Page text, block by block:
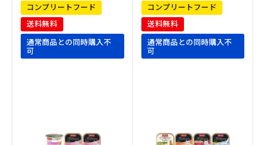
コンプリートフード
送料無料
通常商品との同時購入不
可
コンプリートフード
送料無料
通常商品との同時購入不
可